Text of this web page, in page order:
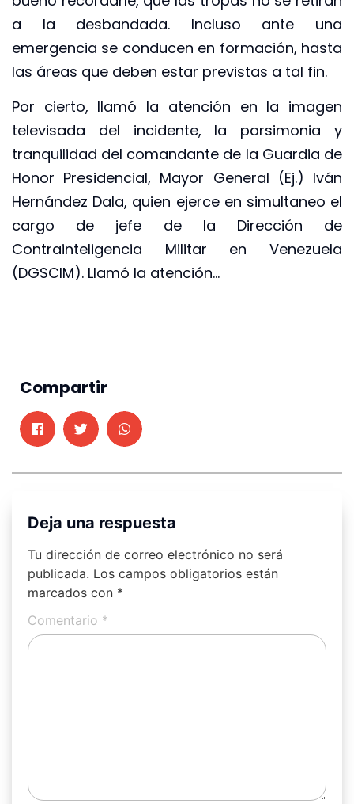
a la desbandada. Incluso ante una
emergencia se conducen en formación, hasta
las áreas que deben estar previstas a tal fin.
Por cierto, llamó la atención en la imagen
televisada del incidente, la parsimonia y
tranquilidad del comandante de la Guardia de
Honor Presidencial, Mayor General (Ej.) Iván
Hernández Dala, quien ejerce en simultaneo el
cargo de jefe de la Dirección de
Contrainteligencia Militar en Venezuela
(DGSCIM). Llamó la atención…
Compartir
Deja una respuesta
Tu dirección de correo electrónico no será
publicada. Los campos obligatorios están
marcados con *
Comentario *